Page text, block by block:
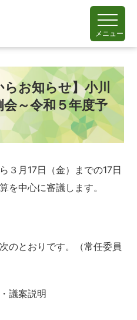
メニュー
らお知らせ】小川
～令和５年度予
３月17日（金）までの17日
を中心に審議します。
のとおりです。（常任委員
議案説明